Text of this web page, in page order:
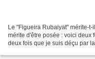
Le "Figueira Rubaiyat" mérite-
mérite d'être posée : voici deux
deux fois que je suis déçu par